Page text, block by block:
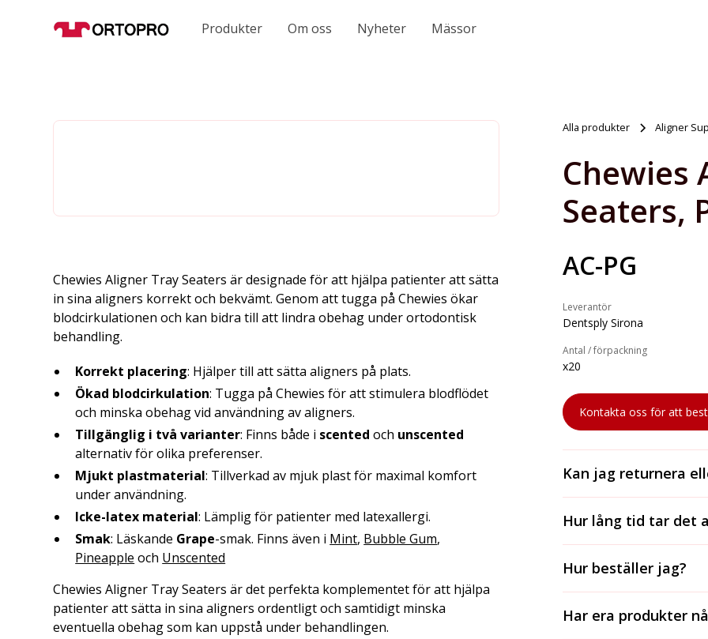
Produkter Om oss Nyheter Mässor
Chewies Aligner Tray Seaters är designade för att hjälpa patienter att sätta
in sina aligners korrekt och bekvämt. Genom att tugga på Chewies ökar
blodcirkulationen och kan bidra till att lindra obehag under ortodontisk
behandling.
Korrekt placering: Hjälper till att sätta aligners på plats.
Ökad blodcirkulation: Tugga på Chewies för att stimulera blodflödet
och minska obehag vid användning av aligners.
Tillgänglig i två varianter: Finns både i scented och unscented
alternativ för olika preferenser.
Mjukt plastmaterial: Tillverkad av mjuk plast för maximal komfort
under användning.
Icke-latex material: Lämplig för patienter med latexallergi.
Smak: Läskande Grape-smak. Finns även i Mint, Bubble Gum,
Pineapple och Unscented
Chewies Aligner Tray Seaters är det perfekta komplementet för att hjälpa
patienter att sätta in sina aligners ordentligt och samtidigt minska
eventuella obehag som kan uppstå under behandlingen.
Alla produkter Aligner
Chewies
Seaters,
AC-PG
Leverantör
Dentsply Sirona
Antal / förpackning
x20
Kontakta oss för att
Kan jag returnera
i originalförpackning.
Hur lång tid tar det
och 2-3 dagar med
längre och varierar
leverantörens
leveranstiden för
Hur beställer jag?
ringer oss på 031-81
Har era produkter